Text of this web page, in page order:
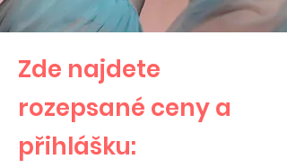
Zde najdete
rozepsané ceny a
přihlášku: